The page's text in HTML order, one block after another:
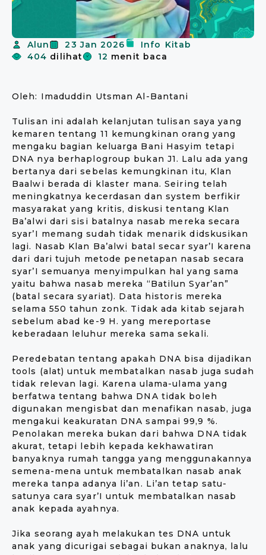
Alun 23 Jan 2026 Info Kitab
404 dilihat 12 menit baca
Oleh: Imaduddin Utsman Al-Bantani
Tulisan ini adalah kelanjutan tulisan saya yang
kemaren tentang 11 kemungkinan orang yang
mengaku bagian keluarga Bani Hasyim tetapi
DNA nya berhaplogroup bukan J1. Lalu ada yang
bertanya dari sebelas kemungkinan itu, Klan
Baalwi berada di klaster mana. Seiring telah
meningkatnya kecerdasan dan system berfikir
masyarakat yang kritis, diskusi tentang Klan
Ba’alwi dari sisi batalnya nasab mereka secara
syar’I memang sudah tidak menarik didskusikan
lagi. Nasab Klan Ba’alwi batal secar syar’I karena
dari dari tujuh metode penetapan nasab secara
syar’I semuanya menyimpulkan hal yang sama
yaitu bahwa nasab mereka “Batilun Syar’an”
(batal secara syariat). Data historis mereka
selama 550 tahun zonk. Tidak ada kitab sejarah
sebelum abad ke-9 H. yang mereportase
keberadaan leluhur mereka sama sekali.
Peredebatan tentang apakah DNA bisa dijadikan
tools (alat) untuk membatalkan nasab juga sudah
tidak relevan lagi. Karena ulama-ulama yang
berfatwa tentang bahwa DNA tidak boleh
digunakan mengisbat dan menafikan nasab, juga
mengakui keakuratan DNA sampai 99,9 %.
Penolakan mereka bukan dari bahwa DNA tidak
akurat, tetapi lebih kepada kekhawatiran
banyaknya rumah tangga yang menggunakannya
semena-mena untuk membatalkan nasab anak
mereka tanpa adanya li’an. Li’an tetap satu-
satunya cara syar’I untuk membatalkan nasab
anak kepada ayahnya.
Jika seorang ayah melakukan tes DNA untuk
anak yang dicurigai sebagai bukan anaknya, lalu